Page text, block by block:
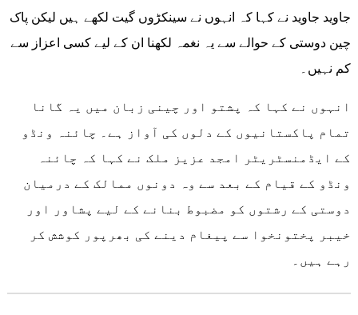
جاوید جاوید نے کہا کہ انہوں نے سینکڑوں گیت لکھے ہیں لیکن پاک
چین دوستی کے حوالے سے یہ نغمہ لکھنا ان کے لیے کسی اعزاز سے
کم نہیں۔
انہوں نے کہا کہ پشتو اور چینی زبان میں یہ گانا
تمام پاکستانیوں کے دلوں کی آواز ہے۔ چائنہ ونڈو
کے ایڈمنسٹریٹر امجد عزیز ملک نے کہا کہ چائنہ
ونڈو کے قیام کے بعد سے وہ دونوں ممالک کے درمیان
دوستی کے رشتوں کو مضبوط بنانے کے لیے پشاور اور
خیبر پختونخوا سے پیغام دینے کی بھرپور کوشش کر
رہے ہیں۔